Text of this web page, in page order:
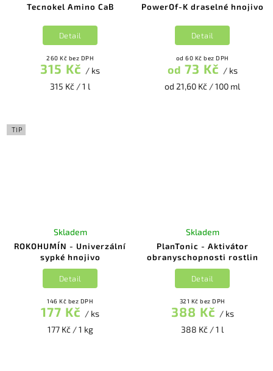
Tecnokel Amino CaB
260 Kč bez DPH
315 Kč / ks
315 Kč / 1 l
Detail
PowerOf-K draselné hnojivo
od 60 Kč bez DPH
od 73 Kč / ks
od 21,60 Kč / 100 ml
Detail
TIP
ROKOHUMÍN - Univerzální
sypké hnojivo
Skladem
146 Kč bez DPH
177 Kč / ks
177 Kč / 1 kg
Detail
PlanTonic - Aktivátor
obranyschopnosti rostlin
Skladem
321 Kč bez DPH
388 Kč / ks
388 Kč / 1 l
Detail